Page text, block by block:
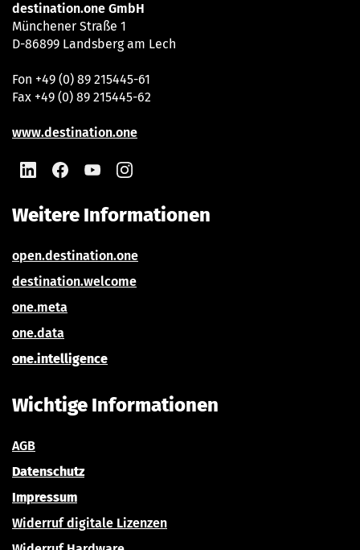
destination.one GmbH
Münchener Straße 1
D-86899 Landsberg am Lech
Fon +49 (0) 89 215445-61
Fax +49 (0) 89 215445-62
www.destination.one
Weitere Informationen
open.destination.one
destination.welcome
one.meta
one.data
one.intelligence
Wichtige Informationen
AGB
Datenschutz
Impressum
Widerruf digitale Lizenzen